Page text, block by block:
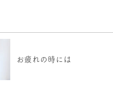
お疲れの時には